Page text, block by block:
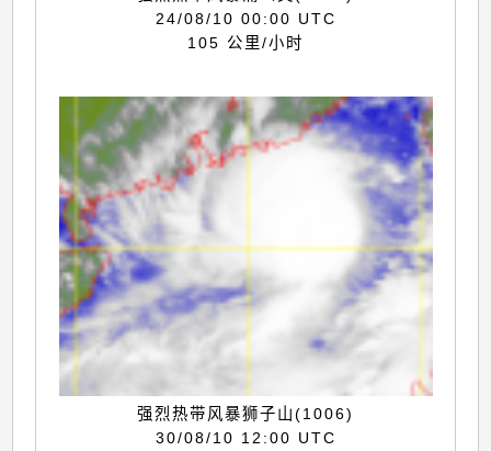
24/08/10 00:00 UTC
105 公里/小时
强烈热带风暴狮子山(1006)
30/08/10 12:00 UTC